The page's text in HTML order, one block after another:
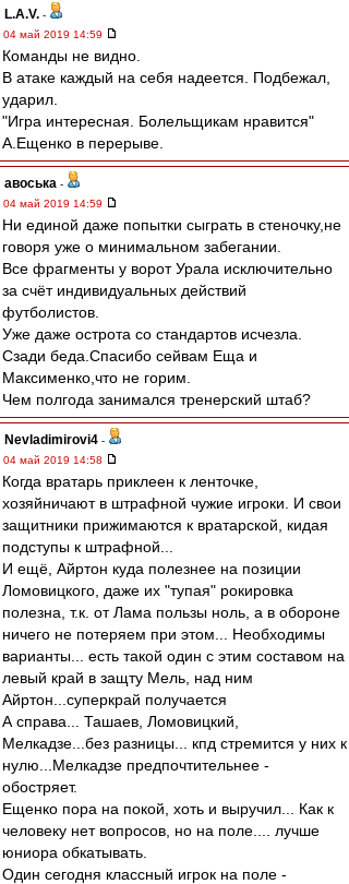
L.А.V. -
04 май 2019 14:59
Команды не видно.
В атаке каждый на себя надеется. Подбежал,
ударил.
"Игра интересная. Болельщикам нравится"
А.Ещенко в перерыве.
авоська -
04 май 2019 14:59
Ни единой даже попытки сыграть в стеночку,не
говоря уже о минимальном забегании.
Все фрагменты у ворот Урала исключительно
за счёт индивидуальных действий
футболистов.
Уже даже острота со стандартов исчезла.
Сзади беда.Спасибо сейвам Еща и
Максименко,что не горим.
Чем полгода занимался тренерский штаб?
Nevladimirovi4 -
04 май 2019 14:58
Когда вратарь приклеен к ленточке,
хозяйничают в штрафной чужие игроки. И свои
защитники прижимаются к вратарской, кидая
подступы к штрафной...
И ещё, Айртон куда полезнее на позиции
Ломовицкого, даже их "тупая" рокировка
полезна, т.к. от Лама пользы ноль, а в обороне
ничего не потеряем при этом... Необходимы
варианты... есть такой один с этим составом на
левый край в защту Мель, над ним
Айртон...суперкрай получается
А справа... Ташаев, Ломовицкий,
Мелкадзе...без разницы... кпд стремится у них к
нулю...Мелкадзе предпочтительнее -
обостряет.
Ещенко пора на покой, хоть и выручил... Как к
человеку нет вопросов, но на поле.... лучше
юниора обкатывать.
Один сегодня классный игрок на поле -